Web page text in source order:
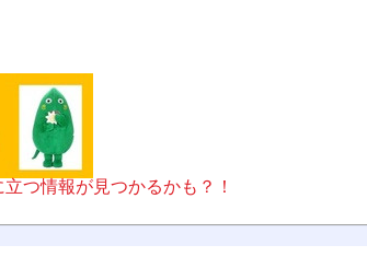
つ情報が見つかるかも？！